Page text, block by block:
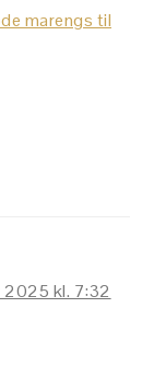
marengs til
kl. 7:32